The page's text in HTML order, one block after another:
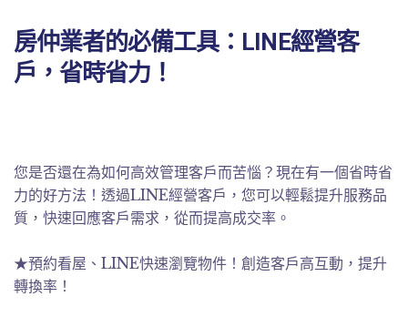
房仲業者的必備工具：LINE經營客
戶，省時省力！
您是否還在為如何高效管理客戶而苦惱？現在有一個省時省
力的好方法！透過LINE經營客戶，您可以輕鬆提升服務品
質，快速回應客戶需求，從而提高成交率。
★預約看屋、LINE快速瀏覽物件！創造客戶高互動，提升
轉換率！